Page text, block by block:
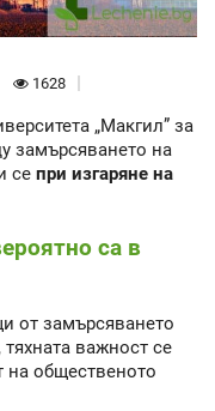
1628
„Макгил” за
замърсяването на
се при изгаряне на
са в
от замърсяването
важност се
на общественото